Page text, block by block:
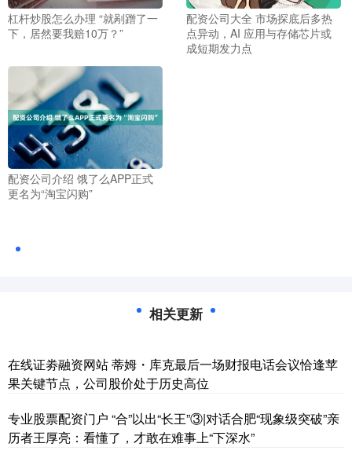
杠杆炒股怎么办理 “就剐蹭了一
下，居然要我赔10万？”
配资公司大全 市场探底后多热
点异动，AI 应用与存储芯片或
成短期发力点
配资公司介绍 饿了么APP正式
更名为“淘宝闪购”
相关更新
在线证劵融资网站 蒂姆・库克最后一场财报电话会议恰逢苹
果关键节点，公司股价处于历史高位
专业股票配资门户 “合”以出“长王”③|对话合肥“现象级突破”亲
历者王厚亮：看懂了，才敢在难事上“下深水”